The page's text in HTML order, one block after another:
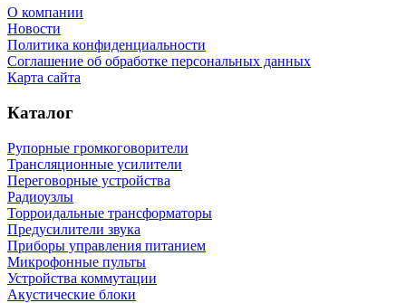
О компании
Новости
Политика конфиденциальности
Соглашение об обработке персональных данных
Карта сайта
Каталог
Рупорные громкоговорители
Трансляционные усилители
Переговорные устройства
Радиоузлы
Торроидальные трансформаторы
Предусилители звука
Приборы управления питанием
Микрофонные пульты
Устройства коммутации
Акустические блоки